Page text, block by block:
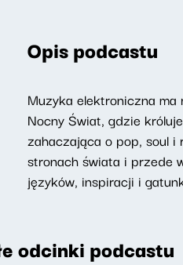
Opis podcastu
Muzyka elektroniczna ma
Nocny Świat, gdzie
zahaczająca o pop, soul
stronach świata i przede
języków, inspiracji i
odcinki podcastu